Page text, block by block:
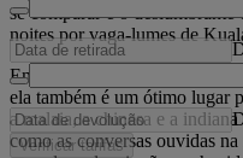
se comparar é o
noites por vaga-lumes de
Embora a maior cidade da
ela também é um ótimo lugar
a malaia, a chinesa e a
como as conversas ouvidas
Verificar tarifas